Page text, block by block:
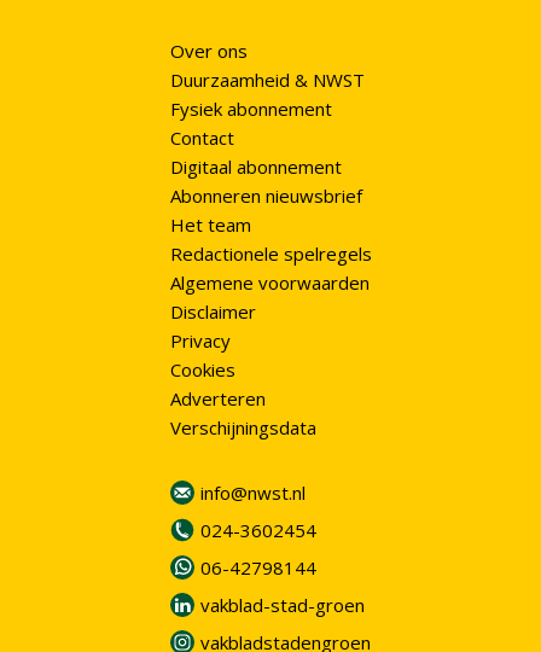
Over ons
Duurzaamheid & NWST
Fysiek abonnement
Contact
Digitaal abonnement
Abonneren nieuwsbrief
Het team
Redactionele spelregels
Algemene voorwaarden
Disclaimer
Privacy
Cookies
Adverteren
Verschijningsdata
info@nwst.nl
024-3602454
06-42798144
vakblad-stad-groen
vakbladstadengroen